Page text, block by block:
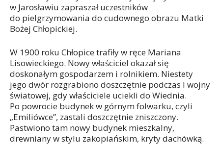
w Jarosławiu zapraszał uczestników
do pielgrzymowania do cudownego obrazu Matki
Bożej Chłopickiej.
W 1900 roku Chłopice trafiły w ręce Mariana
Lisowieckiego. Nowy właściciel okazał się
doskonałym gospodarzem i rolnikiem. Niestety
jego dwór rozgrabiono doszczętnie podczas I wojny
światowej, gdy właściciele uciekli do Wiednia.
Po powrocie budynek w górnym folwarku, czyli
„Emiliówce”, zastali doszczętnie zniszczony.
Pastwiono tam nowy budynek mieszkalny,
drewniany w stylu zakopiańskim, kryty dachówką.